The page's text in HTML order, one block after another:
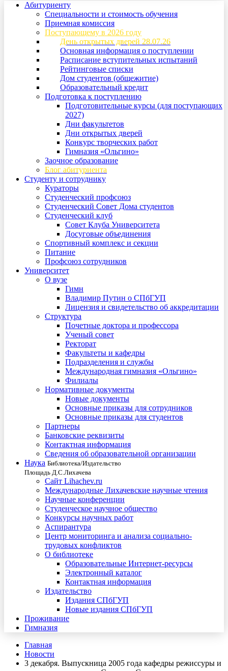
Абитуриенту
Специальности и стоимость обучения
Приемная комиссия
Поступающему в 2026 году
День открытых дверей 28.07.26
Основная информация о поступлении
Расписание вступительных испытаний
Рейтинговые списки
Дом студентов (общежитие)
Образовательный кредит
Подготовка к поступлению
Подготовительные курсы (для поступающих
2027)
Дни факультетов
Дни открытых дверей
Конкурс творческих работ
Гимназия «Ольгино»
Заочное образование
Блог абитуриента
Студенту и сотруднику
Кураторы
Студенческий профсоюз
Студенческий Совет Дома студентов
Студенческий клуб
Совет Клуба Университета
Досуговые объединения
Спортивный комплекс и секции
Питание
Профсоюз сотрудников
Университет
О вузе
Гимн
Владимир Путин о СПбГУП
Лицензия и свидетельство об аккредитации
Структура
Почетные доктора и профессора
Ученый совет
Ректорат
Факультеты и кафедры
Подразделения и службы
Международная гимназия «Ольгино»
Филиалы
Нормативные документы
Новые документы
Основные приказы для сотрудников
Основные приказы для студентов
Партнеры
Банковские реквизиты
Контактная информация
Сведения об образовательной организации
Наука Библиотека/Издательство
Площадь Д.С.Лихачева
Сайт Lihachev.ru
Международные Лихачевские научные чтения
Научные конференции
Студенческое научное общество
Конкурсы научных работ
Аспирантура
Центр мониторинга и анализа социально-
трудовых конфликтов
О библиотеке
Образовательные Интернет-ресурсы
Электронный каталог
Контактная информация
Издательство
Издания СПбГУП
Новые издания СПбГУП
Проживание
Гимназия
Главная
Новости
3 декабря. Выпускница 2005 года кафедры режиссуры и